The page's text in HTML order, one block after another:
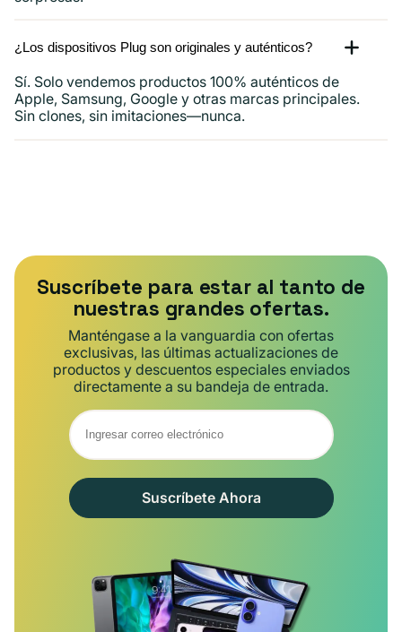
¿Los dispositivos Plug son originales y auténticos?
Sí. Solo vendemos productos 100% auténticos de
Apple, Samsung, Google y otras marcas principales.
Sin clones, sin imitaciones—nunca.
Suscríbete para estar al tanto de
nuestras grandes ofertas.
Manténgase a la vanguardia con ofertas
exclusivas, las últimas actualizaciones de
productos y descuentos especiales enviados
directamente a su bandeja de entrada.
Suscríbete Ahora